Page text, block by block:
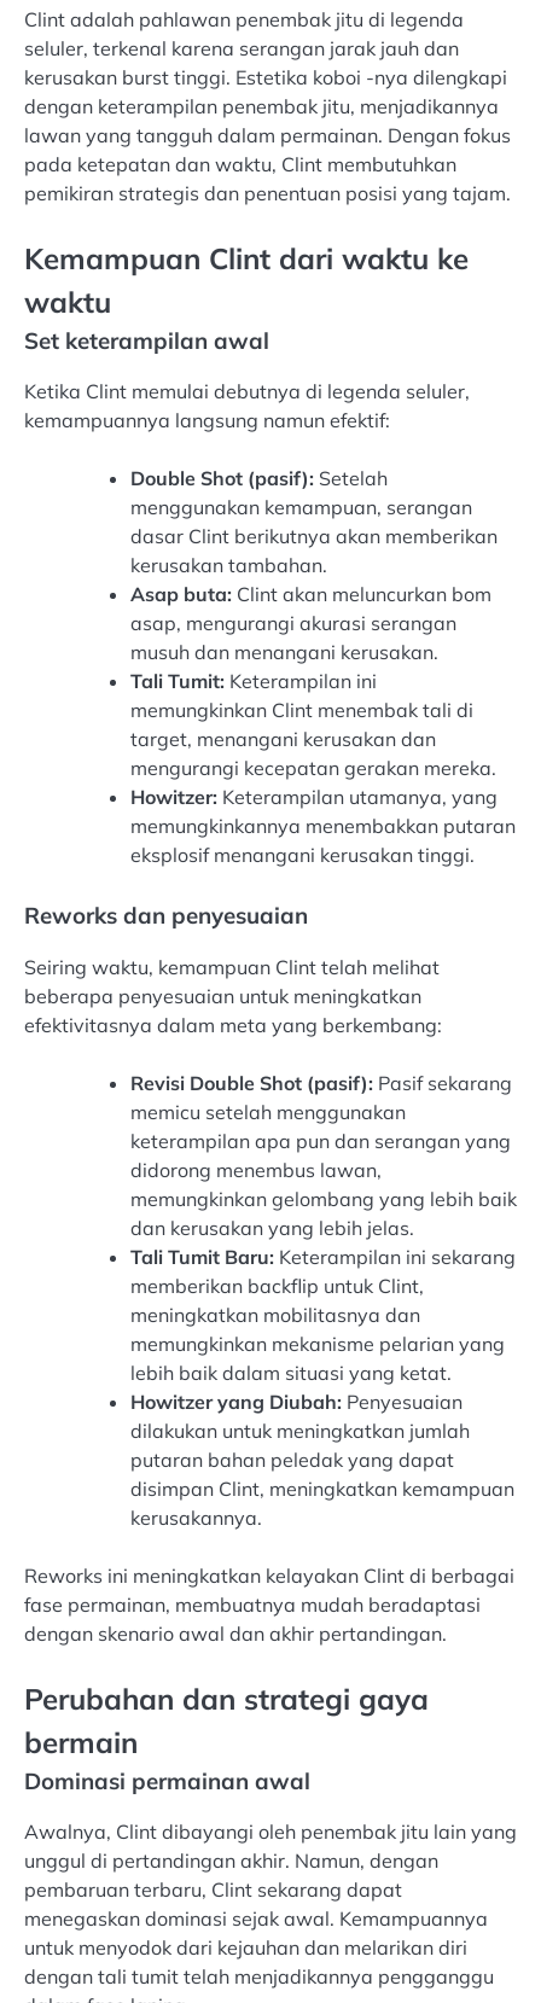
Clint adalah pahlawan penembak jitu di legenda
seluler, terkenal karena serangan jarak jauh dan
kerusakan burst tinggi. Estetika koboi -nya dilengkapi
dengan keterampilan penembak jitu, menjadikannya
lawan yang tangguh dalam permainan. Dengan fokus
pada ketepatan dan waktu, Clint membutuhkan
pemikiran strategis dan penentuan posisi yang tajam.
Kemampuan Clint dari waktu ke
waktu
Set keterampilan awal
Ketika Clint memulai debutnya di legenda seluler,
kemampuannya langsung namun efektif:
Double Shot (pasif): Setelah
menggunakan kemampuan, serangan
dasar Clint berikutnya akan memberikan
kerusakan tambahan.
Asap buta: Clint akan meluncurkan bom
asap, mengurangi akurasi serangan
musuh dan menangani kerusakan.
Tali Tumit: Keterampilan ini
memungkinkan Clint menembak tali di
target, menangani kerusakan dan
mengurangi kecepatan gerakan mereka.
Howitzer: Keterampilan utamanya, yang
memungkinkannya menembakkan putaran
eksplosif menangani kerusakan tinggi.
Reworks dan penyesuaian
Seiring waktu, kemampuan Clint telah melihat
beberapa penyesuaian untuk meningkatkan
efektivitasnya dalam meta yang berkembang:
Revisi Double Shot (pasif): Pasif sekarang
memicu setelah menggunakan
keterampilan apa pun dan serangan yang
didorong menembus lawan,
memungkinkan gelombang yang lebih baik
dan kerusakan yang lebih jelas.
Tali Tumit Baru: Keterampilan ini sekarang
memberikan backflip untuk Clint,
meningkatkan mobilitasnya dan
memungkinkan mekanisme pelarian yang
lebih baik dalam situasi yang ketat.
Howitzer yang Diubah: Penyesuaian
dilakukan untuk meningkatkan jumlah
putaran bahan peledak yang dapat
disimpan Clint, meningkatkan kemampuan
kerusakannya.
Reworks ini meningkatkan kelayakan Clint di berbagai
fase permainan, membuatnya mudah beradaptasi
dengan skenario awal dan akhir pertandingan.
Perubahan dan strategi gaya
bermain
Dominasi permainan awal
Awalnya, Clint dibayangi oleh penembak jitu lain yang
unggul di pertandingan akhir. Namun, dengan
pembaruan terbaru, Clint sekarang dapat
menegaskan dominasi sejak awal. Kemampuannya
untuk menyodok dari kejauhan dan melarikan diri
dengan tali tumit telah menjadikannya pengganggu